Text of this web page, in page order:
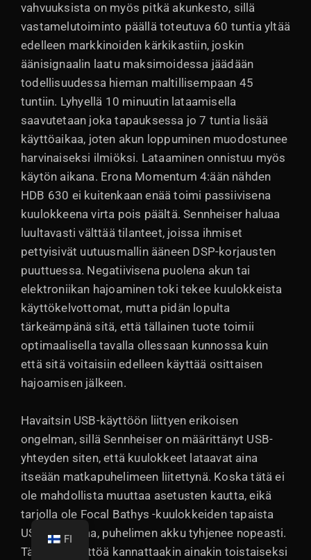
vahvuuksista on myös pitkä akunkesto, sillä
vastamelutoiminto päällä toteutuva 60 tuntia yltää
edelleen markkinoiden kärkikastiin, joskin
äänisignaalin laatu maksimoidessa jäädään
todellisuudessa hieman maltillisempaan 45
tuntiin. Lyhyellä 10 minuutin lataamisella
saavutetaan joka tapauksessa jo 7 tuntia lisää
käyttöaikaa, joten akun loppuminen muodostunee
harvinaiseksi ilmiöksi. Lataaminen onnistuu myös
käytön aikana. Erona Momentum 4:ään nähden
HDB 630 ei kuitenkaan enää toimi passiivisena
kuulokkeena virta pois päältä. Sennheiser haluaa
luultavasti välttää tilanteet, joissa ihmiset
pettyisivät uutuusmallin ääneen DSP-korjausten
puuttuessa. Negatiivisena puolena akun tai
elektroniikan hajoaminen toki tekee kuulokkeista
käyttökelvottomat, mutta pidän lopulta
tärkeämpänä sitä, että tällainen tuote toimii
optimaalisella tavalla ollessaan kunnossa kuin
että sitä voitaisiin edelleen käyttää osittaisen
hajoamisen jälkeen.
Havaitsin USB-käyttöön liittyen erikoisen
ongelman, sillä Sennheiser on määrittänyt USB-
yhteyden siten, että kuulokkeet lataavat aina
itseään matkapuhelimeen liitettynä. Koska tätä ei
ole mahdollista muuttaa asetusten kautta, eikä
tarjolla ole Focal Bathys -kuulokkeiden tapaista
USB-DAC-tilaa, puhelimen akku tyhjenee nopeasti.
Tällaista käyttöä kannattaakin ainakin toistaiseksi
FI